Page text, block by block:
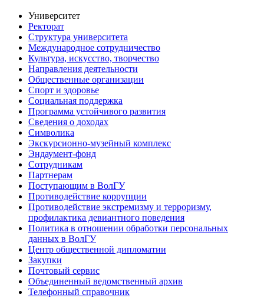
Университет
Ректорат
Структура университета
Международное сотрудничество
Культура, искусство, творчество
Направления деятельности
Общественные организации
Спорт и здоровье
Социальная поддержка
Программа устойчивого развития
Сведения о доходах
Символика
Экскурсионно-музейный комплекс
Эндаумент-фонд
Сотрудникам
Партнерам
Поступающим в ВолГУ
Противодействие коррупции
Противодействие экстремизму и терроризму,
профилактика девиантного поведения
Политика в отношении обработки персональных
данных в ВолГУ
Центр общественной дипломатии
Закупки
Почтовый сервис
Объединенный ведомственный архив
Телефонный справочник